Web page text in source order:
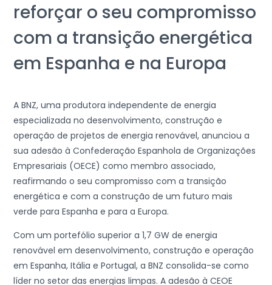
reforçar o seu compromisso
com a transição energética
em Espanha e na Europa
A BNZ, uma produtora independente de energia
especializada no desenvolvimento, construção e
operação de projetos de energia renovável, anunciou a
sua adesão à Confederação Espanhola de Organizações
Empresariais (OECE) como membro associado,
reafirmando o seu compromisso com a transição
energética e com a construção de um futuro mais
verde para Espanha e para a Europa.
Com um portefólio superior a 1,7 GW de energia
renovável em desenvolvimento, construção e operação
em Espanha, Itália e Portugal, a BNZ consolida-se como
líder no setor das energias limpas. A adesão à CEOE